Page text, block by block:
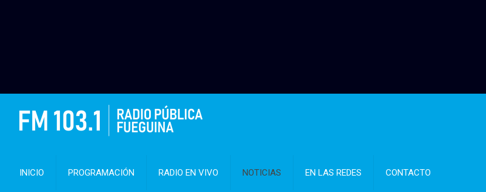
INICIO PROGRAMACIÓN RADIO EN VIVO NOTICIAS EN LAS REDES CONTACTO